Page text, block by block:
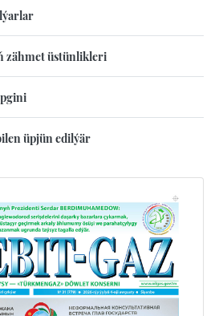
zähmet üstünlikleri
üpjün edilýär